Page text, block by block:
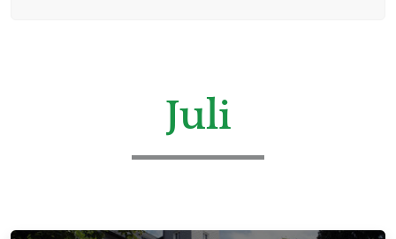
Juli